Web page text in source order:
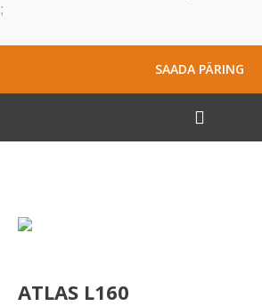
;
SAADA PÄRING
ATLAS L160